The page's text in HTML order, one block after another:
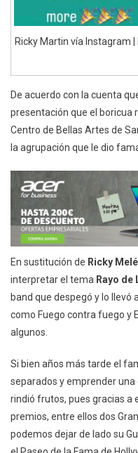
Ricky Martin vía Instagram
De acuerdo con la cuenta
presentación que el boricua
Centro de Bellas Artes de
la agrupación que le dio
En sustitución de Ricky
interpretar el tema Rayo de
band que despegó y lo llevó
como Fuego contra fuego y
algunos.
Si bien años más tarde el
separados y emprender
rindió frutos, pues gracias a
premios, entre ellos dos
podemos dejar de lado su